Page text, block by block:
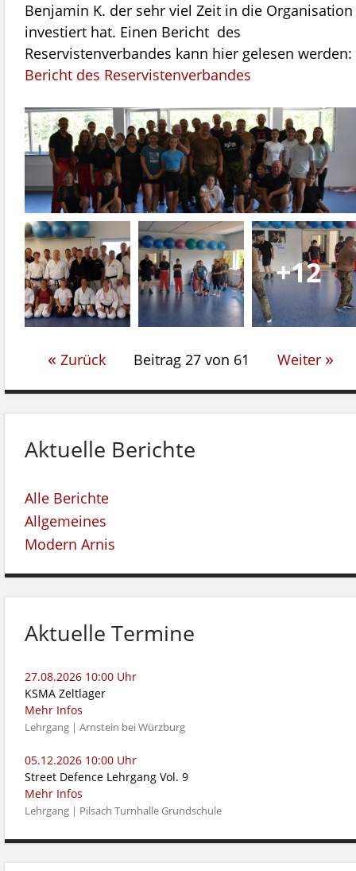
Benjamin K. der sehr viel Zeit in die Organisation
investiert hat. Einen Bericht des
Reservistenverbandes kann hier gelesen werden:
Bericht des Reservistenverbandes
+12
« Zurück Beitrag 27 von 61 Weiter »
Aktuelle Berichte
Alle Berichte
Allgemeines
Modern Arnis
Aktuelle Termine
27.08.2026 10:00 Uhr
KSMA Zeltlager
Mehr Infos
Lehrgang | Arnstein bei Würzburg
05.12.2026 10:00 Uhr
Street Defence Lehrgang Vol. 9
Mehr Infos
Lehrgang | Pilsach Turnhalle Grundschule